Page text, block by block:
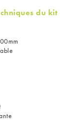
du kit